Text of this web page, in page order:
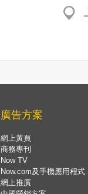
廣告方案
網上黃頁
商務專刊
Now TV
Now.com及手機應用程式
網上推廣